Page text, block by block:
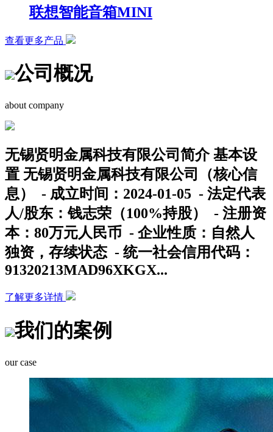
联想智能音箱MINI
查看更多产品
公司概况
about company
无锡贤明金属科技有限公司简介 基本设
置 无锡贤明金属科技有限公司（核心信
息） - 成立时间：2024-01-05 - 法定代表
人/股东：钱志荣（100%持股） - 注册资
本：80万元人民币 - 企业性质：自然人
独资，存续状态 - 统一社会信用代码：
91320213MAD96XKGX...
了解更多详情
我们的案例
our case